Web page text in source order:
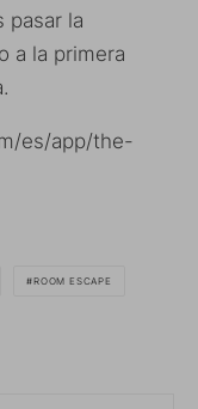
pasar la
a la primera
es/app/the-
ROOM ESCAPE